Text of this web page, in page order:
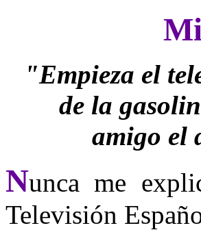
"Empieza el
de la
amigo el
Nunca me
Televisión